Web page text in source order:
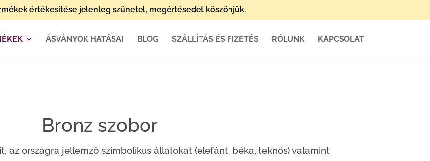
értékesítése jelenleg szünetel, megértésedet köszönjük.
ÁSVÁNYOK HATÁSAI BLOG SZÁLLÍTÁS ÉS FIZETÉS RÓLUNK KAPCSOLAT
Bronz szobor
az országra jellemző szimbolikus állatokat (elefánt, béka, teknős) valamint